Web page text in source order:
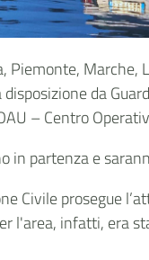
Piemonte, Marche,
da
– Centro
in partenza e
Civile prosegue
l'area, infatti, era